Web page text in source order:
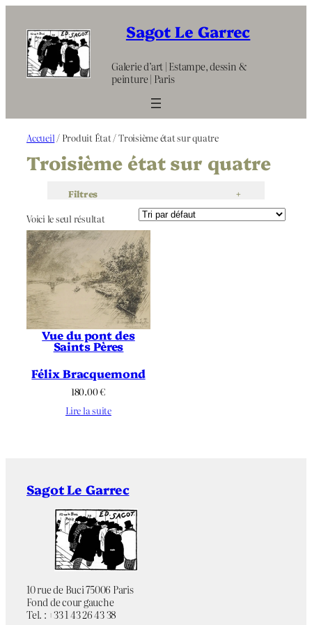
contenu
Sagot Le Garrec
Galerie d’art | Estampe, dessin &
peinture | Paris
Accueil / Produit État / Troisième état sur quatre
Troisième état sur quatre
Filtres +
Voici le seul résultat
Vue du pont des
Saints Pères
Félix Bracquemond
180.00€
Lire la suite
Sagot Le Garrec
10 rue de Buci 75006 Paris
Fond de cour gauche
Tel. : +33 1 43 26 43 38